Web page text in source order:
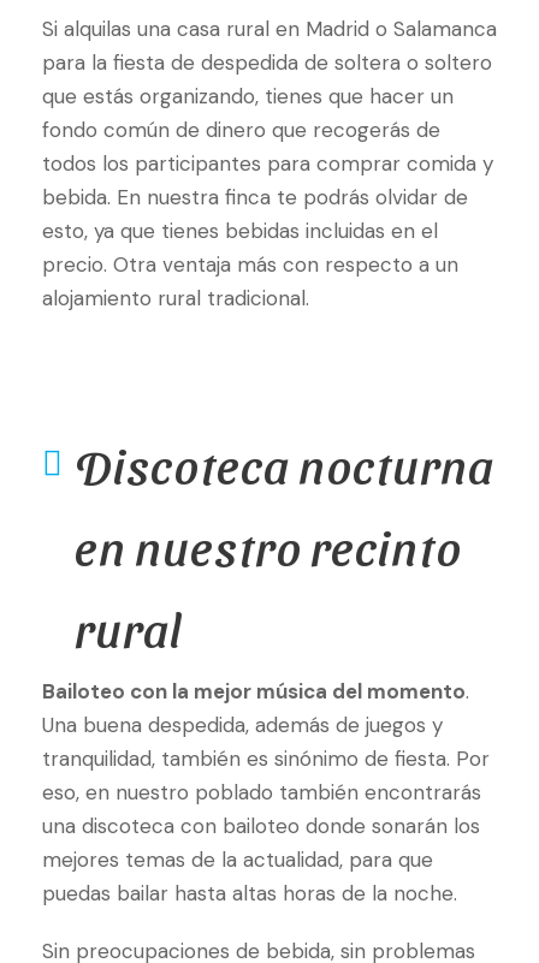
Si alquilas una casa rural en Madrid o Salamanca
para la fiesta de despedida de soltera o soltero
que estás organizando, tienes que hacer un
fondo común de dinero que recogerás de
todos los participantes para comprar comida y
bebida. En nuestra finca te podrás olvidar de
esto, ya que tienes bebidas incluidas en el
precio. Otra ventaja más con respecto a un
alojamiento rural tradicional.
Discoteca nocturna
en nuestro recinto
rural
Bailoteo con la mejor música del momento.
Una buena despedida, además de juegos y
tranquilidad, también es sinónimo de fiesta. Por
eso, en nuestro poblado también encontrarás
una discoteca con bailoteo donde sonarán los
mejores temas de la actualidad, para que
puedas bailar hasta altas horas de la noche.
Sin preocupaciones de bebida, sin problemas